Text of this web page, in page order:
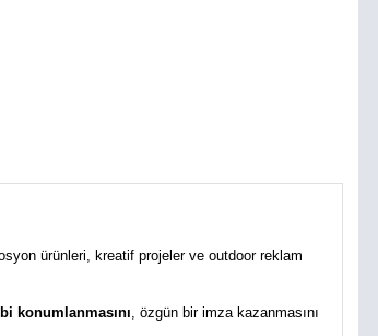
ürünleri, kreatif projeler ve outdoor reklam
konumlanmasını, özgün bir imza kazanmasını